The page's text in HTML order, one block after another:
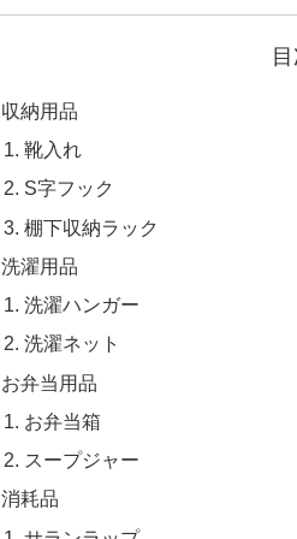
収納用品
靴入れ
S字フック
棚下収納ラック
洗濯用品
洗濯ハンガー
洗濯ネット
お弁当用品
お弁当箱
スープジャー
消耗品